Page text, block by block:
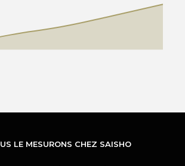
LE MESURONS CHEZ SAISHO